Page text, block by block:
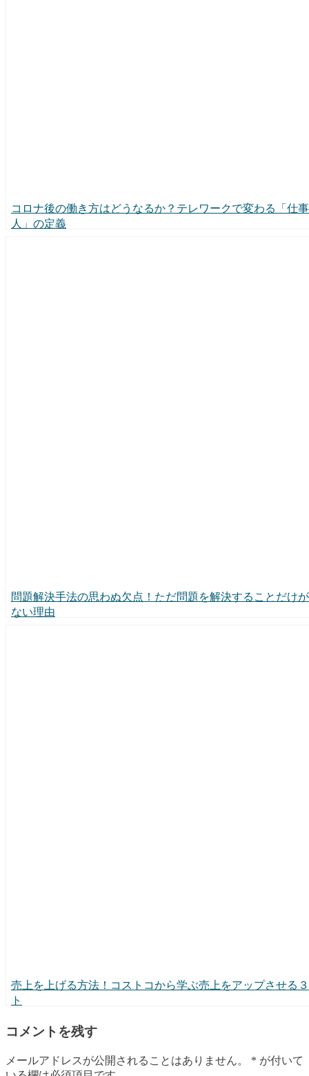
コロナ後の働き方はどうなるか？テレワークで変わる「仕
人」の定義
問題解決手法の思わぬ欠点！ただ問題を解決することだけ
ない理由
売上を上げる方法！コストコから学ぶ売上をアップさせる
ト
コメントを残す
メールアドレスが公開されることはありません。 * が付いて